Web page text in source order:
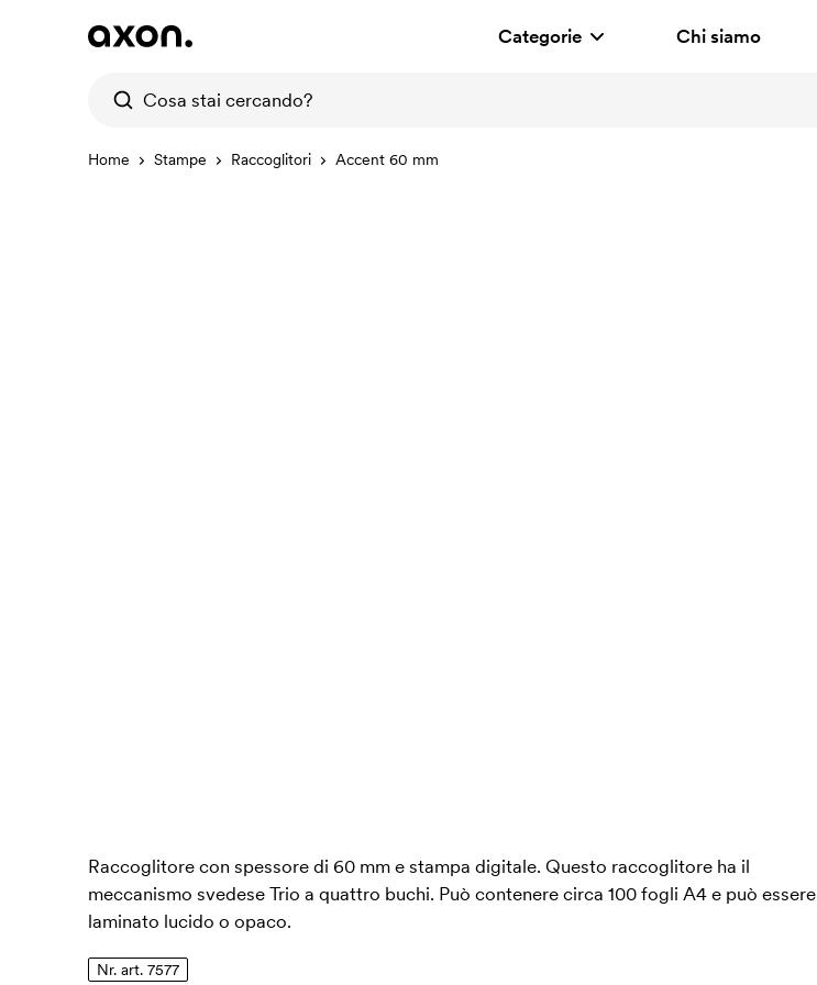
Categorie Chi siamo
Home Stampe Raccoglitori Accent 60 mm
Raccoglitore con spessore di 60 mm e stampa digitale. Questo raccoglitore ha il
meccanismo svedese Trio a quattro buchi. Può contenere circa 100 fogli A4 e può essere
laminato lucido o opaco.
Nr. art. 7577